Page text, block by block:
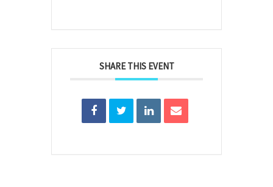
SHARE THIS EVENT